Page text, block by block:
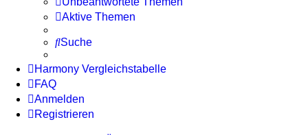
Aktive Themen
Suche
Harmony Vergleichstabelle
FAQ
Anmelden
Registrieren